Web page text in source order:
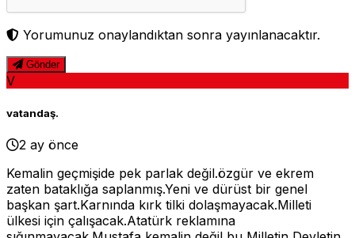
Yorumunuz onaylandıktan sonra yayınlanacaktır.
Gönder
V
vatandaş.
2 ay önce
Kemalin geçmişide pek parlak değil.özgür ve ekrem
zaten bataklığa saplanmış.Yeni ve dürüst bir genel
başkan şart.Karnında kırk tilki dolaşmayacak.Milleti
ülkesi için çalışacak.Atatürk reklamına